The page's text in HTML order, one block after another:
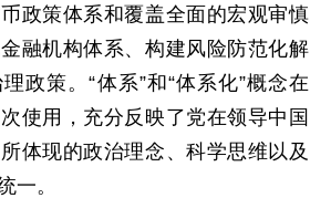
政策体系和覆盖全面的宏观审慎
融机构体系、构建风险防范化解
政策。“体系”和“体系化”概念在
次使用，充分反映了党在领导中国
体现的政治理念、科学思维以及
一。